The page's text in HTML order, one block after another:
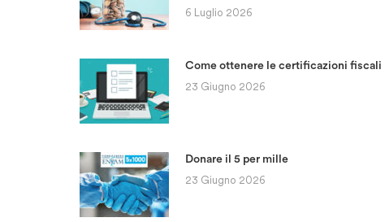
6 Luglio 2026
Come ottenere le certificazioni fiscali
23 Giugno 2026
Donare il 5 per mille
23 Giugno 2026